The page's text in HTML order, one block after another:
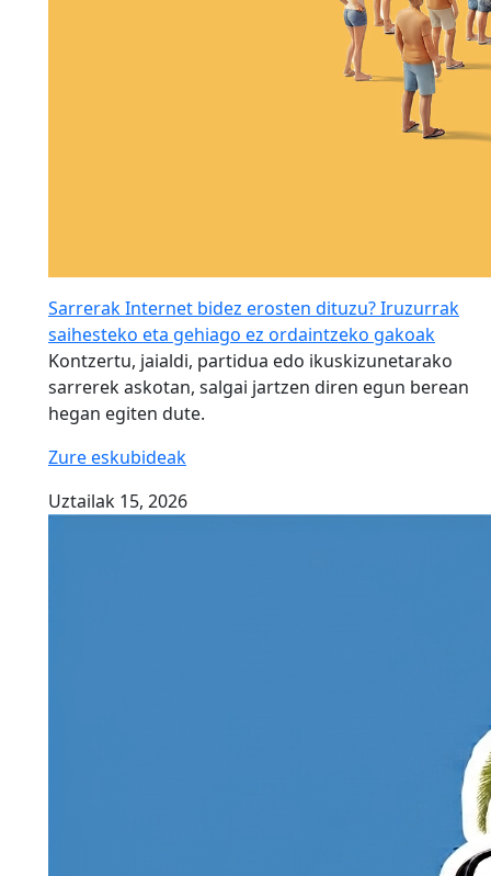
Sarrerak Internet bidez erosten dituzu? Iruzurrak
saihesteko eta gehiago ez ordaintzeko gakoak
Kontzertu, jaialdi, partidua edo ikuskizunetarako
sarrerek askotan, salgai jartzen diren egun berean
hegan egiten dute.
Zure eskubideak
Uztailak 15, 2026